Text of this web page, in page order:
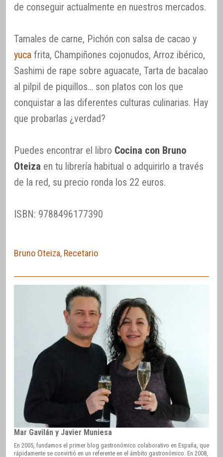
de conseguir actualmente en nuestros mercados.
Tamales de carne, Pichón con salsa de cacao y
yuca frita, Champiñones cojonudos, Arroz ibérico,
Sashimi de rape sobre aguacate, Tarta de bacalao
al pilpil de piquillos… son platos con los que
conquistar a las diferentes culturas culinarias. Hay
que probarlas ¿verdad?
Puedes encontrar el libro Cocina con Bruno
Oteiza en tu librería habitual o adquirirlo a través
de la red, su precio ronda los 22 euros.
ISBN: 9788496177390
Bruno Oteiza, Recetario
Mar Gavilán y Javier Muniesa
En 2005, fundamos el primer blog gastronómico colaborativo en España, que
rápidamente se convirtió en un referente en el ámbito gastronómico. En 2008,